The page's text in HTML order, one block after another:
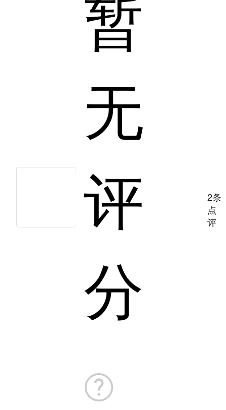
暂
无
评
分
2条
点
评